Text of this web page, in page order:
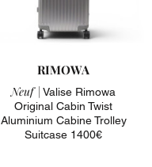
RIMOWA
Neuf | Valise Rimowa
Original Cabin Twist
Aluminium Cabine Trolley
Suitcase 1400€